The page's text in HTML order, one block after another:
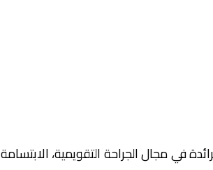
الرائدة في مجال الجراحة التقويمية، الابتسامة